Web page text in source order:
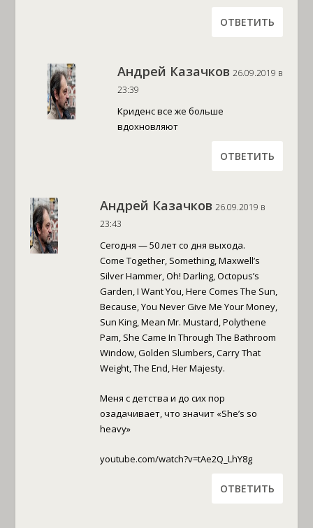
ОТВЕТИТЬ
Андрей Казачков 26.09.2019 в
23:39
Криденс все же больше
вдохновляют
ОТВЕТИТЬ
Андрей Казачков 26.09.2019 в
23:43
Сегодня — 50 лет со дня выхода.
Come Together, Something, Maxwell’s
Silver Hammer, Oh! Darling, Octopus’s
Garden, I Want You, Here Comes The Sun,
Because, You Never Give Me Your Money,
Sun King, Mean Mr. Mustard, Polythene
Pam, She Came In Through The Bathroom
Window, Golden Slumbers, Carry That
Weight, The End, Her Majesty.
Меня c детства и до сих пор
озадачивает, что значит «She’s so
heavy»
youtube.com/watch?v=tAe2Q_LhY8g
ОТВЕТИТЬ